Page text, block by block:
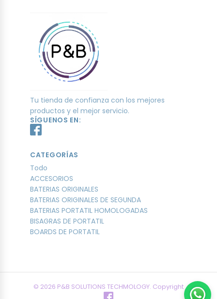
Tu tienda de confianza con los mejores
productos y el mejor servicio.
SÍGUENOS EN:
CATEGORÍAS
Todo
ACCESORIOS
BATERIAS ORIGINALES
BATERIAS ORIGINALES DE SEGUNDA
BATERIAS PORTATIL HOMOLOGADAS
BISAGRAS DE PORTATIL
BOARDS DE PORTATIL
© 2026 P&B SOLUTIONS TECHMOLOGY. Copyright